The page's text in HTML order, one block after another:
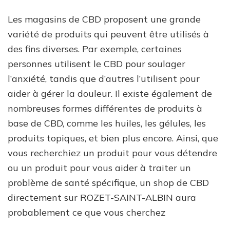
Les magasins de CBD proposent une grande
variété de produits qui peuvent être utilisés à
des fins diverses. Par exemple, certaines
personnes utilisent le CBD pour soulager
l’anxiété, tandis que d’autres l’utilisent pour
aider à gérer la douleur. Il existe également de
nombreuses formes différentes de produits à
base de CBD, comme les huiles, les gélules, les
produits topiques, et bien plus encore. Ainsi, que
vous recherchiez un produit pour vous détendre
ou un produit pour vous aider à traiter un
problème de santé spécifique, un shop de CBD
directement sur ROZET-SAINT-ALBIN aura
probablement ce que vous cherchez